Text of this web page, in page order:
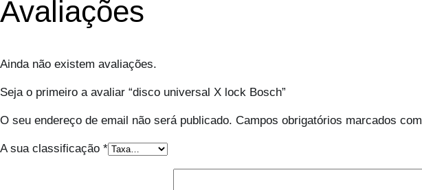
Avaliações
Ainda não existem avaliações.
Seja o primeiro a avaliar “disco universal X lock Bosch”
O seu endereço de email não será publicado. Campos obrigatórios marcados com
A sua classificação *